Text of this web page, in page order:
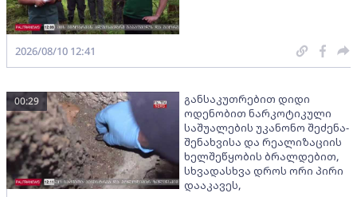
2026/08/10 12:41
განსაკუთრებით დიდი
ოდენობით ნარკოტიკული
საშუალების უკანონო შეძენა-
შენახვისა და რეალიზაციის
ხელშეწყობის ბრალდებით,
სხვადასხვა დროს ორი პირი
დააკავეს,
00:29